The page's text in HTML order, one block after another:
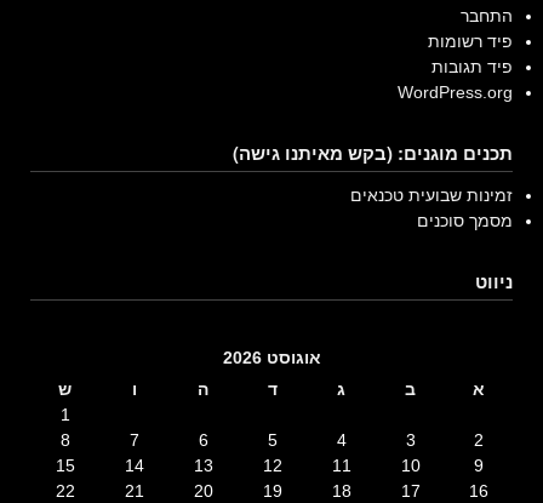
התחבר
פיד רשומות
פיד תגובות
WordPress.org
תכנים מוגנים: (בקש מאיתנו גישה)
זמינות שבועית טכנאים
מסמך סוכנים
ניווט
אוגוסט 2026
א
ב ג ד ה ו
ש
1
2
3
4
5
6
7
8
9
10
11
12
13
14
15
16
17
18
19
20
21
22